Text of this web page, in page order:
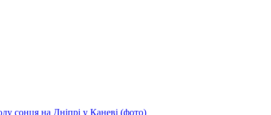
сонця на Дніпрі у Каневі (фото)